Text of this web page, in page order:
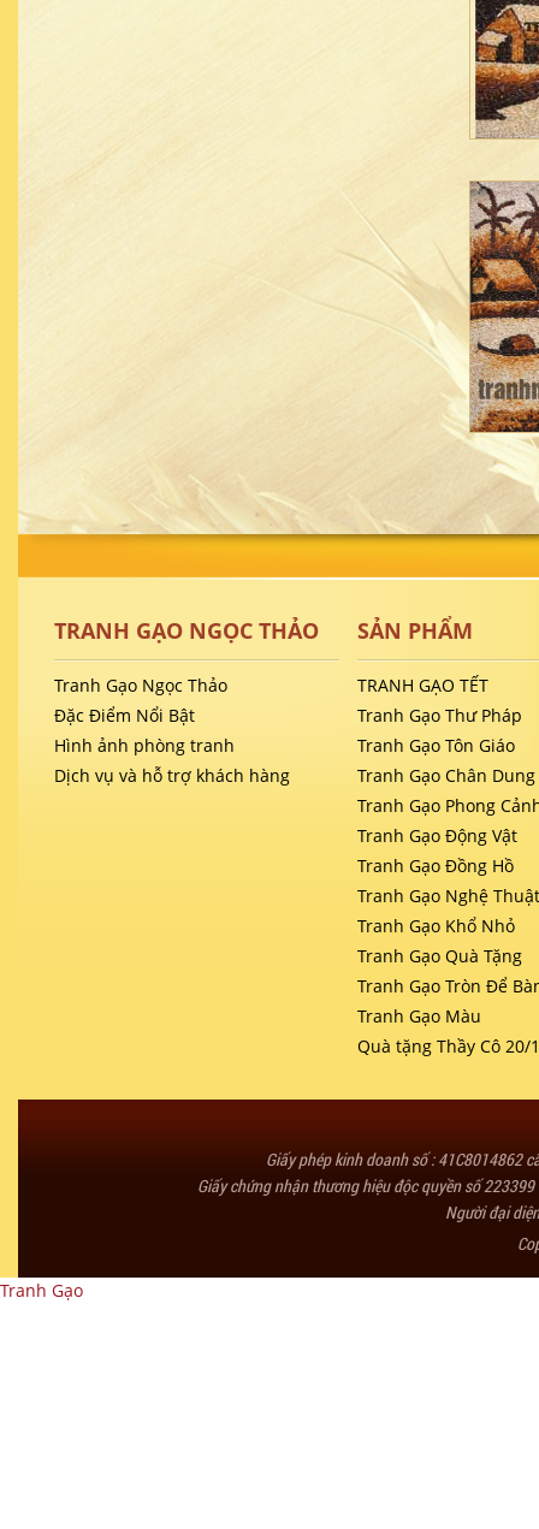
TRANH GẠO NGỌC THẢO
Tranh Gạo Ngọc Thảo
Đặc Điểm Nổi Bật
Hình ảnh phòng tranh
Dịch vụ và hỗ trợ khách hàng
SẢN PHẨM
TRANH GẠO TẾT
Tranh Gạo Thư Pháp
Tranh Gạo Tôn Giáo
Tranh Gạo Chân Dung
Tranh Gạo Phong
Tranh Gạo Động Vật
Tranh Gạo Đồng Hồ
Tranh Gạo Nghệ
Tranh Gạo Khổ Nhỏ
Tranh Gạo Quà Tặng
Tranh Gạo Tròn Để
Tranh Gạo Màu
Quà tặng Thầy Cô 20/
Giấy phép kinh doanh số : 41C8014862
Giấy chứng nhận thương hiệu độc quyền số
Người đại
Tranh Gạo